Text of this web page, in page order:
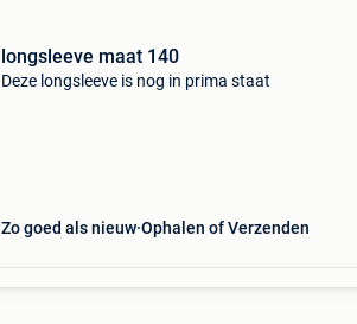
longsleeve maat 140
Deze longsleeve is nog in prima staat
Zo goed als nieuw Ophalen of Verzenden